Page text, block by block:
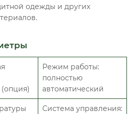
одежды и других
Режим работы:
полностью
автоматический
Система управления: